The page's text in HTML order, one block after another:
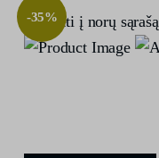
Įdėti į norų sąrašą
-35%